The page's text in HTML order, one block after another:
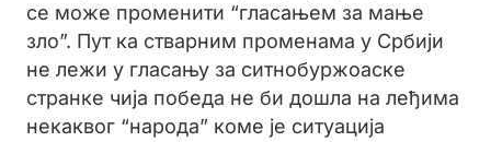
се може променити “гласањем за мање
зло”. Пут ка стварним променама у Србији
не лежи у гласању за ситнобуржоаске
странке чија победа не би дошла на леђима
некаквог “народа” коме је ситуација